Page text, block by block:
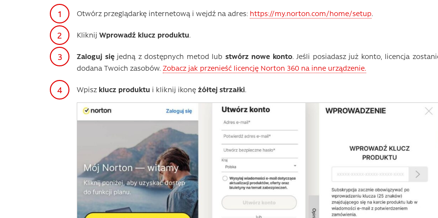
Otwórz przeglądarkę internetową i wejdź na adres: https://my.norton.com/home/setup.
Kliknij Wprowadź klucz produktu.
Zaloguj sięjedną z dostępnych metod lub stwórz nowe konto. Jeśli posiadasz już konto, licencja
dodana Twoich zasobów. Zobacz jak przenieść licencję Norton 360 na inne urządzenie.
Wpisz klucz produktu i kliknij ikonę żółtej strzałki.